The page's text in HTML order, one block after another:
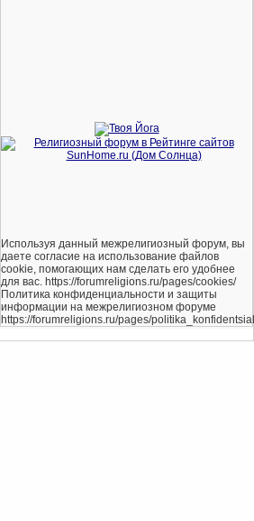
Используя данный межрелигиозный форум, вы
даете согласие на использование файлов
cookie, помогающих нам сделать его удобнее
для вас. https://forumreligions.ru/pages/cookies/
Политика конфиденциальности и защиты
информации на межрелигиозном форуме
https://forumreligions.ru/pages/